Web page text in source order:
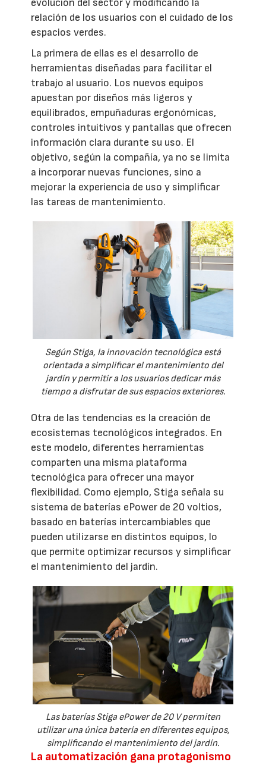
evolución del sector y modificando la
relación de los usuarios con el cuidado de los
espacios verdes.
La primera de ellas es el desarrollo de
herramientas diseñadas para facilitar el
trabajo al usuario. Los nuevos equipos
apuestan por diseños más ligeros y
equilibrados, empuñaduras ergonómicas,
controles intuitivos y pantallas que ofrecen
información clara durante su uso. El
objetivo, según la compañía, ya no se limita
a incorporar nuevas funciones, sino a
mejorar la experiencia de uso y simplificar
las tareas de mantenimiento.
Según Stiga, la innovación tecnológica está
orientada a simplificar el mantenimiento del
jardín y permitir a los usuarios dedicar más
tiempo a disfrutar de sus espacios exteriores.
Otra de las tendencias es la creación de
ecosistemas tecnológicos integrados. En
este modelo, diferentes herramientas
comparten una misma plataforma
tecnológica para ofrecer una mayor
flexibilidad. Como ejemplo, Stiga señala su
sistema de baterías ePower de 20 voltios,
basado en baterías intercambiables que
pueden utilizarse en distintos equipos, lo
que permite optimizar recursos y simplificar
el mantenimiento del jardín.
Las baterías Stiga ePower de 20 V permiten
utilizar una única batería en diferentes equipos,
simplificando el mantenimiento del jardín.
La automatización gana protagonismo